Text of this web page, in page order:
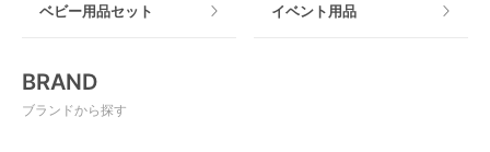
授乳グッズ・ママ用品
ベビー用品セット イベント用品
BRAND
ブランドから探す